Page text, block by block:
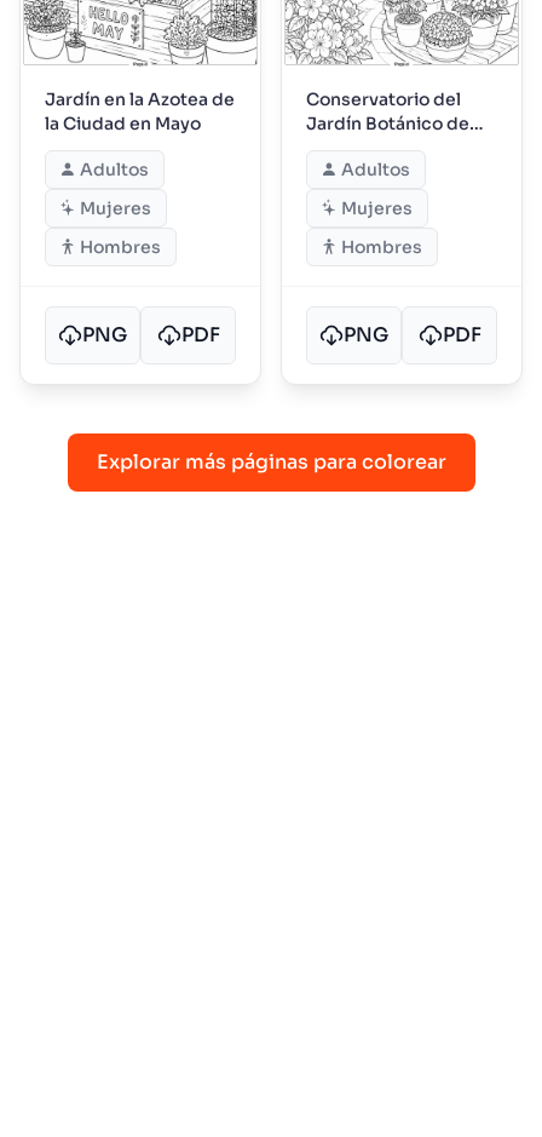
Jardín en la Azotea de
la Ciudad en Mayo
Adultos
Mujeres
Hombres
PNG PDF
Conservatorio del
Jardín Botánico de
Mayo
Adultos
Mujeres
Hombres
PNG PDF
Explorar más páginas para colorear